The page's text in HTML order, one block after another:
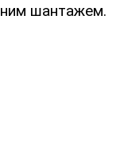
шантажем.